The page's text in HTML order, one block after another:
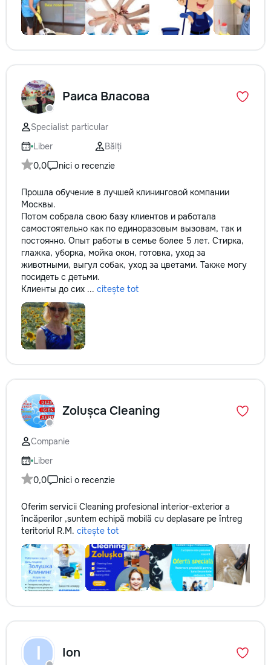
Раиса Власова
Specialist particular
Liber
Bălți
0,0
nici o recenzie
Прошла обучение в лучшей клининговой компании
Москвы.
Потом собрала свою базу клиентов и работала
самостоятельно как по единоразовым вызовам, так и
постоянно. Опыт работы в семье более 5 лет. Стирка,
глажка, уборка, мойка окон, готовка, уход за
животными, выгул собак, уход за цветами. Также могу
посидеть с детьми.
Клиенты до сих ... citește tot
Zolușca Cleaning
Companie
Liber
0,0
nici o recenzie
Oferim servicii Cleaning profesional interior-exterior a
încăperilor ,suntem echipă mobilă cu deplasare pe întreg
teritoriul R.M. citește tot
I Ion